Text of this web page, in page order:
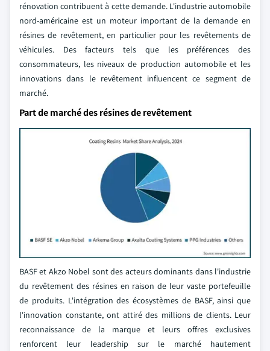
rénovation contribuent à cette demande. L'industrie automobile
nord-américaine est un moteur important de la demande en
résines de revêtement, en particulier pour les revêtements de
véhicules. Des facteurs tels que les préférences des
consommateurs, les niveaux de production automobile et les
innovations dans le revêtement influencent ce segment de
marché.
Part de marché des résines de revêtement
BASF et Akzo Nobel sont des acteurs dominants dans l'industrie
du revêtement des résines en raison de leur vaste portefeuille
de produits. L'intégration des écosystèmes de BASF, ainsi que
l'innovation constante, ont attiré des millions de clients. Leur
reconnaissance de la marque et leurs offres exclusives
renforcent leur leadership sur le marché hautement